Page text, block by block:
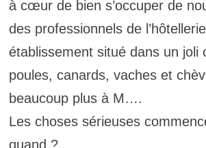
à cœur de bien s’occuper de
des professionnels de
établissement situé dans un joli
poules, canards, vaches et
beaucoup plus à M….
Les choses sérieuses
quand ?